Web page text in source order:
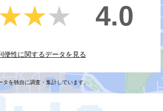
4.0
便性に関するデータを見る
を独自に調査・集計しています。